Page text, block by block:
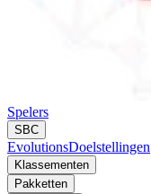
Spelers
SBC
EvolutionsDoelstellingen
Klassementen
Pakketten